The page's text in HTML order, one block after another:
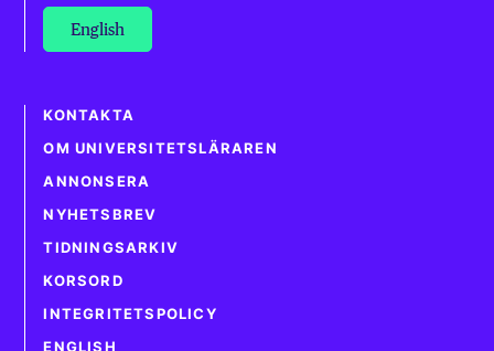
English
KONTAKTA
OM UNIVERSITETSLÄRAREN
ANNONSERA
NYHETSBREV
TIDNINGSARKIV
KORSORD
INTEGRITETSPOLICY
ENGLISH